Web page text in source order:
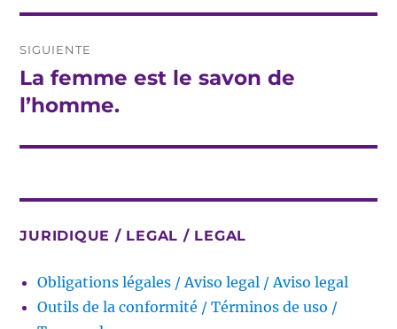
SIGUIENTE
Entrada
siguiente:
La femme est le savon de
l’homme.
JURIDIQUE / LEGAL / LEGAL
Obligations légales / Aviso legal / Aviso legal
Outils de la conformité / Términos de uso /